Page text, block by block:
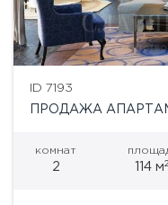
ID 7193
ПРОДАЖА
комнат
2 114 м2